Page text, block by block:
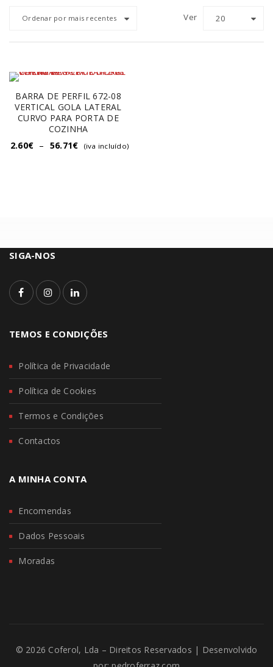
Ordenar por mais recentes Ver 20
BARRA DE PERFIL 672-08
VERTICAL GOLA LATERAL
CURVO PARA PORTA DE
COZINHA
2.60€ – 56.71€ (iva incluído)
SIGA-NOS
TEMOS E CONDIÇÕES
Política de Privacidade
Política de Cookies
Termos e Condições
Contactos
A MINHA CONTA
Encomendas
Dados Pessoais
Moradas
© 2026 Coferol, Lda – Direitos Reservados | Desenvolvido